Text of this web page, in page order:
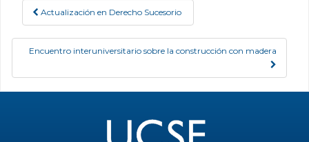
Post navigation
Actualización en Derecho Sucesorio
Encuentro interuniversitario sobre la construcción con madera